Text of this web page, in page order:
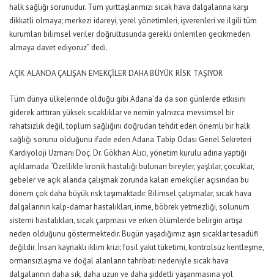
halk sağlığı sorunudur. Tüm yurttaşlarımızı sıcak hava dalgalarına karşı
dikkatli olmaya; merkezi idareyi, yerel yönetimleri, işverenleri ve ilgili tüm
kurumları bilimsel veriler doğrultusunda gerekli önlemleri gecikmeden
almaya davet ediyoruz” dedi.
AÇIK ALANDA ÇALIŞAN EMEKÇİLER DAHA BÜYÜK RİSK TAŞIYOR
Tüm dünya ülkelerinde olduğu gibi Adana’da da son günlerde etkisini
giderek arttıran yüksek sıcaklıklar ve nemin yalnızca mevsimsel bir
rahatsızlık değil, toplum sağlığını doğrudan tehdit eden önemli bir halk
sağlığı sorunu olduğunu ifade eden Adana Tabip Odası Genel Sekreteri
Kardiyoloji Uzmanı Doç. Dr. Gökhan Alıcı, yönetim kurulu adına yaptığı
açıklamada “Özellikle kronik hastalığı bulunan bireyler, yaşlılar, çocuklar,
gebeler ve açık alanda çalışmak zorunda kalan emekçiler açısından bu
dönem çok daha büyük risk taşımaktadır. Bilimsel çalışmalar, sıcak hava
dalgalarının kalp-damar hastalıkları, inme, böbrek yetmezliği, solunum
sistemi hastalıkları, sıcak çarpması ve erken ölümlerde belirgin artışa
neden olduğunu göstermektedir. Bugün yaşadığımız aşırı sıcaklar tesadüfi
değildir. İnsan kaynaklı iklim krizi; fosil yakıt tüketimi, kontrolsüz kentleşme,
ormansızlaşma ve doğal alanların tahribatı nedeniyle sıcak hava
dalgalarının daha sık, daha uzun ve daha şiddetli yaşanmasına yol